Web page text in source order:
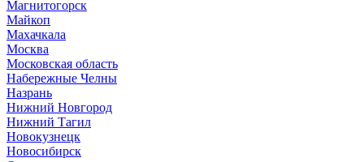
Магнитогорск
Майкоп
Махачкала
Москва
Московская область
Набережные Челны
Назрань
Нижний Новгород
Нижний Тагил
Новокузнецк
Новосибирск